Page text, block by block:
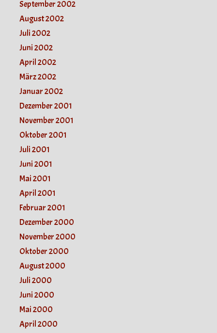
September 2002
August 2002
Juli 2002
Juni 2002
April 2002
März 2002
Januar 2002
Dezember 2001
November 2001
Oktober 2001
Juli 2001
Juni 2001
Mai 2001
April 2001
Februar 2001
Dezember 2000
November 2000
Oktober 2000
August 2000
Juli 2000
Juni 2000
Mai 2000
April 2000